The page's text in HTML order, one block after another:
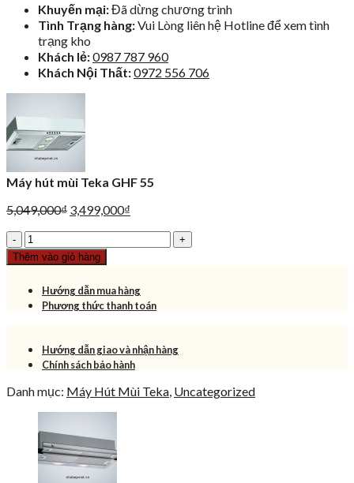
Khuyến mại:Đã dừng chương trình
Tình Trạng hàng:Vui Lòng liên hệ Hotline để xem tình
trạng kho
Khách lẻ:0987 787 960
Khách Nội Thất:0972 556 706
Máy hút mùi Teka GHF 55
5,049,000₫ Giá
5,049,000₫.
3,499,000₫
Máy
hút
mùi
GHF
55
lượng
Thêm vào giỏ hàng
Hướng dẫn mua hàng
Phương thức thanh toán
Hướng dẫn giao và nhận hàng
Chính sách bảo hành
Danh mục: Máy Hút Mùi Teka, Uncategorized